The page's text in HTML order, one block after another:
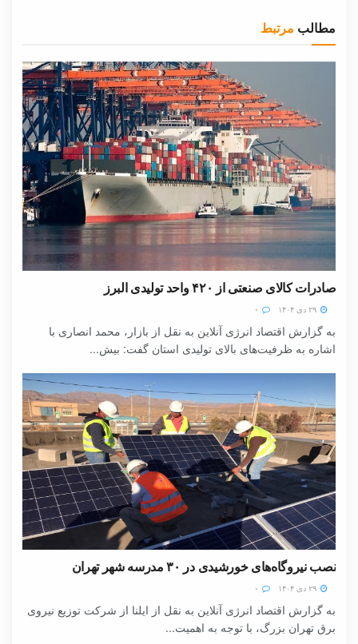
مطالب مرتبط
صادرات کالای صنعتی از ۴۲۰ واحد تولیدی البرز
به گزارش اقتصاد انرژی آنلاین به نقل از بازار، محمد انصاری با
اشاره به ظرفیت‌های بالای تولیدی استان گفت: بیش...
نصب نیروگاه‌های خورشیدی در ۳۰ مدرسه شهر تهران
به گزارش اقتصاد انرژی آنلاین به نقل از ایلنا از شرکت توزیع نیروی
برق تهران بزرگ، با توجه به اهمیت...